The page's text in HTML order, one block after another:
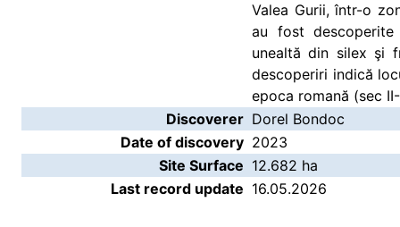
Valea Gurii, într-o
au fost descoperite
unealtă din silex şi
descoperiri indică
epoca romană (sec
Discoverer Dorel Bondoc
Date of discovery 2023
Site Surface 12.682 ha
Last record update 16.05.2026